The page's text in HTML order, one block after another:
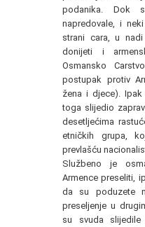
podanika. Dok
napredovale, i
strani cara, u
donijeti i
Osmansko
postupak protiv
žena i djece).
toga slijedio
desetljećima
etničkih grupa,
prevlašću
Službeno je
Armence preseliti,
da su poduzete
preseljenje u
su svuda